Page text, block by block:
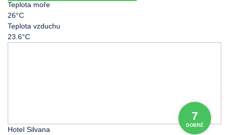
Teplota moře
26°C
Teplota vzduchu
23.6°C
7
DOBRÉ
Hotel Silvana